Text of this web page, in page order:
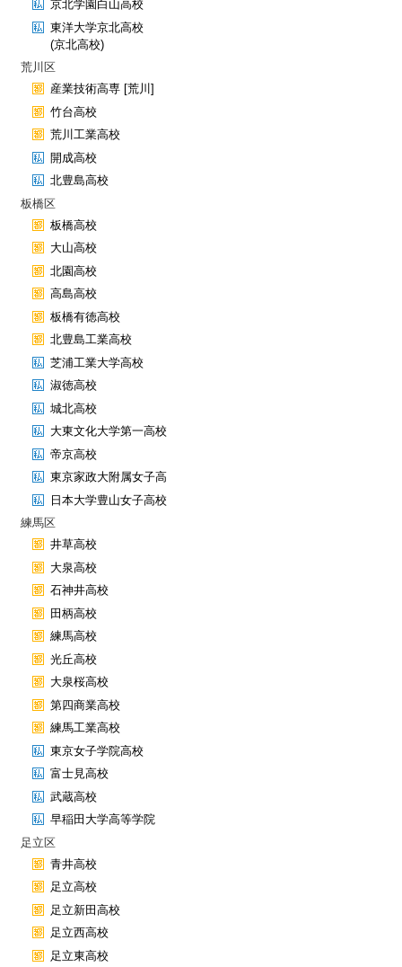
京北学園白山高校
東洋大学京北高校
(京北高校)
荒川区
産業技術高専 [荒川]
竹台高校
荒川工業高校
開成高校
北豊島高校
板橋区
板橋高校
大山高校
北園高校
高島高校
板橋有徳高校
北豊島工業高校
芝浦工業大学高校
淑徳高校
城北高校
大東文化大学第一高校
帝京高校
東京家政大附属女子高
日本大学豊山女子高校
練馬区
井草高校
大泉高校
石神井高校
田柄高校
練馬高校
光丘高校
大泉桜高校
第四商業高校
練馬工業高校
東京女子学院高校
富士見高校
武蔵高校
早稲田大学高等学院
足立区
青井高校
足立高校
足立新田高校
足立西高校
足立東高校